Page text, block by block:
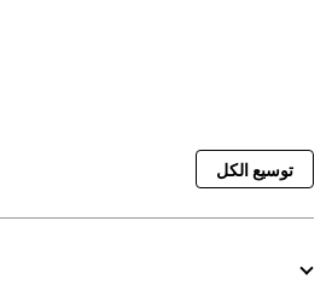
توسيع الكل